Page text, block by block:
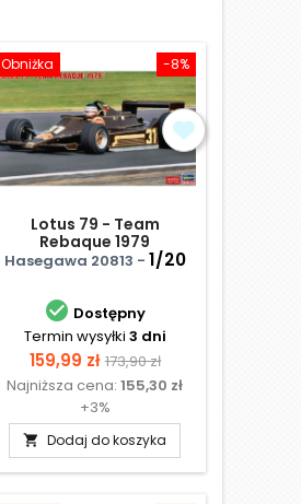
-8%
Obniżka
Lotus 79 - Team
Rebaque 1979
Hasegawa 20813 - 1/20
 Dostępny
Termin wysyłki 3 dni
Cena
159,99 zł Cena
podstawowa
173,90 zł
Najniższa cena:155,30 zł
+3%
 Dodaj do koszyka